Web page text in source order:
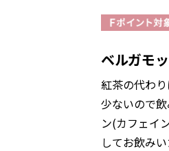
ベルガモ
紅茶の代わ
少ないので
ン(カフェイ
してお飲みい